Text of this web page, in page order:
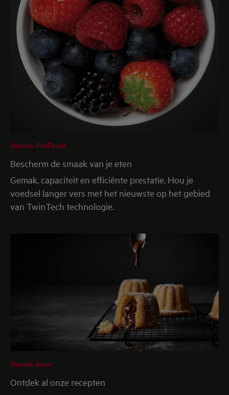
Ontdek ProFresh
Bescherm de smaak van je eten
Gemak, capaciteit en efficiënte prestatie. Hou je
voedsel langer vers met het nieuwste op het gebied
van TwinTech technologie.
Ontdek meer
Ontdek al onze recepten